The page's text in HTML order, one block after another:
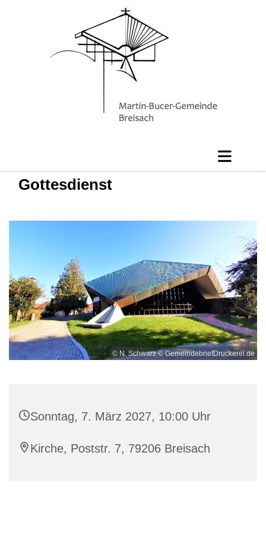
Gottesdienst
© N. Schwarz © GemeindebriefDruckerei.de
Sonntag, 7. März 2027, 10:00 Uhr
Kirche, Poststr. 7, 79206 Breisach